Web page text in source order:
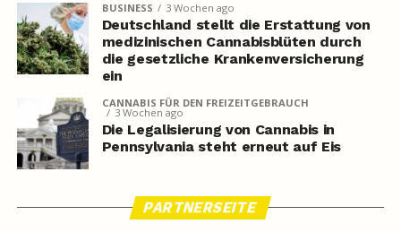
BUSINESS 3 Wochen ago
Deutschland stellt die Erstattung von
medizinischen Cannabisblüten durch
die gesetzliche Krankenversicherung
ein
CANNABIS FÜR DEN FREIZEITGEBRAUCH
3 Wochen ago
Die Legalisierung von Cannabis in
Pennsylvania steht erneut auf Eis
PARTNERSEITE